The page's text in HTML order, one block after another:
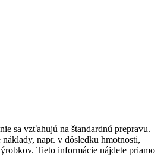
sa vzťahujú na štandardnú prepravu.
napr. v dôsledku hmotnosti,
Tieto informácie nájdete priamo